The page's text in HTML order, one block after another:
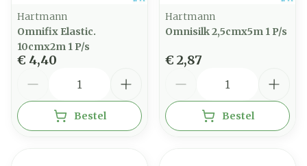
Hartmann
Omnifix Elastic.
10cmx2m 1 P/s
€ 4,40
Bestel
Hartmann
Omnisilk 2,5cmx5m 1 P/s
€ 2,87
Bestel